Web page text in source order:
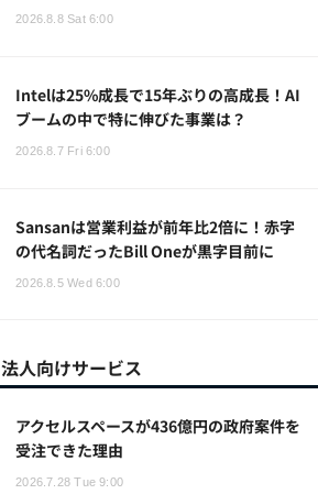
2026.8.8 Sat 6:00
Intelは25%成長で15年ぶりの高成長！AI
ブームの中で特に伸びた事業は？
2026.8.7 Fri 6:00
Sansanは営業利益が前年比2倍に！赤字
の代名詞だったBill Oneが黒字目前に
2026.8.5 Wed 6:00
法人向けサービス
アクセルスペースが436億円の政府案件を
受注できた理由
2026.7.28 Tue 9:00